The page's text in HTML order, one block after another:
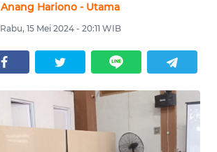
Anang Hariono - Utama
Rabu, 15 Mei 2024 - 20:11 WIB